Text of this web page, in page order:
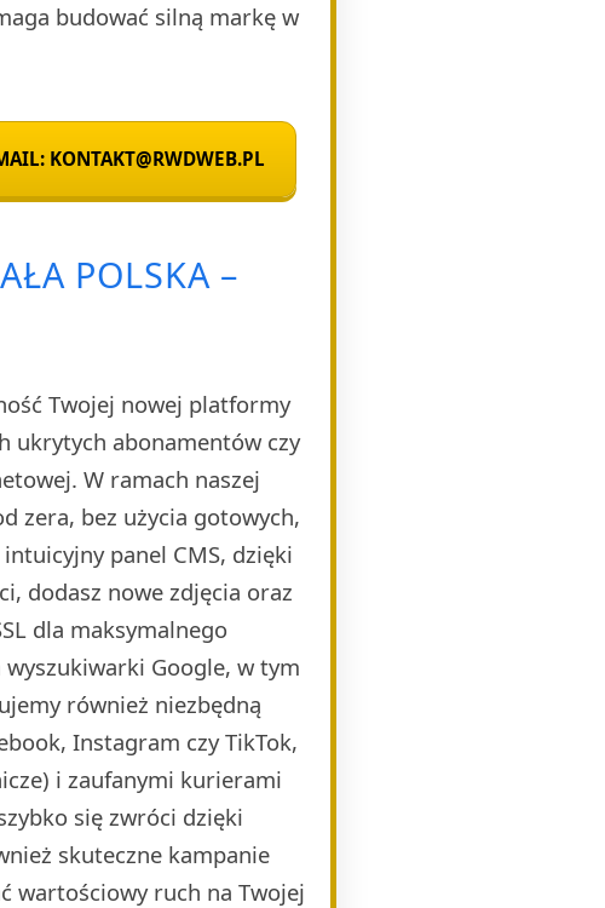
budować silną markę w
KONTAKT@RWDWEB.PL
POLSKA –
Twojej nowej platformy
ukrytych abonamentów czy
W ramach naszej
zera, bez użycia gotowych,
panel CMS, dzięki
dodasz nowe zdjęcia oraz
dla maksymalnego
Google, w tym
również niezbędną
Instagram czy TikTok,
i zaufanymi kurierami
się zwróci dzięki
skuteczne kampanie
wartościowy ruch na Twojej